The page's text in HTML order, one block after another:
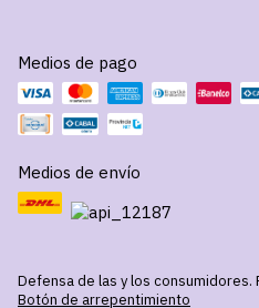
Medios de pago
Medios de envío
Defensa de las y los consumidores.
Botón de arrepentimiento